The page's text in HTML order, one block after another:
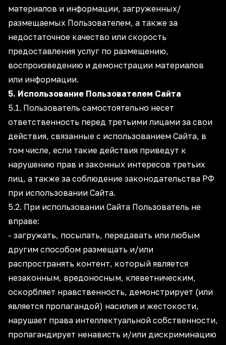
материалов и информации, загруженных/
размещаемых Пользователем, а также за
недостаточное качество или скорость
предоставления услуг по размещению,
воспроизведению и демонстрации материалов
или информации.
5. Использование Пользователем Сайта
5.1. Пользователь самостоятельно несет
ответственность перед третьими лицами за свои
действия, связанные с использованием Сайта, в
том числе, если такие действия приведут к
нарушению прав и законных интересов третьих
лиц, а также за соблюдение законодательства РФ
при использовании Сайта.
5.2. При использовании Сайта Пользователь не
вправе:
- загружать, посылать, передавать или любым
другим способом размещать и/или
распространять контент, который является
незаконным, вредоносным, клеветническим,
оскорбляет нравственность, демонстрирует (или
является пропагандой) насилия и жестокости,
нарушает права интеллектуальной собственности,
пропагандирует ненависть и/или дискриминацию